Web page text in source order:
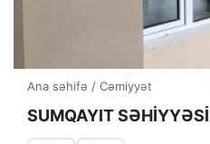
Ana səhifə / Cəmiyyət
SUMQAYIT